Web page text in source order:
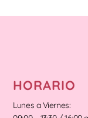
HORARIO
Lunes a Viernes: